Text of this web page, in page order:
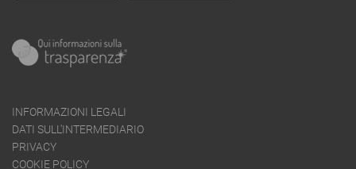
INFORMAZIONI LEGALI
DATI SULL'INTERMEDIARIO
PRIVACY
COOKIE POLICY